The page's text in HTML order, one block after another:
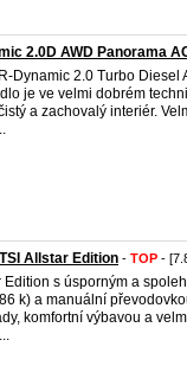
2.0D AWD Panorama
Dynamic 2.0 Turbo Diesel
je ve velmi dobrém
a zachovalý interiér.
Allstar Edition - TOP -
Edition s úsporným a
k) a manuální
komfortní výbavou a